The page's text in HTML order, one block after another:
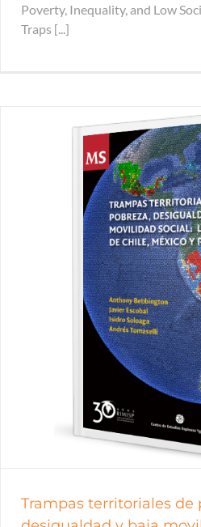
Poverty, Inequality, and Low
Traps [...]
Trampas territoriales de